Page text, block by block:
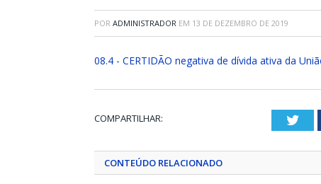
POR ADMINISTRADOR EM 13 DE DEZEMBRO DE 2019
08.4 - CERTIDÃO negativa de dívida ativa da
COMPARTILHAR:
CONTEÚDO RELACIONADO